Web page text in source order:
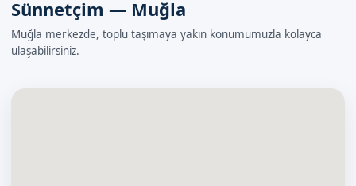
Sünnetçim — Muğla
Muğla merkezde, toplu taşımaya yakın konumumuzla kolayca
ulaşabilirsiniz.